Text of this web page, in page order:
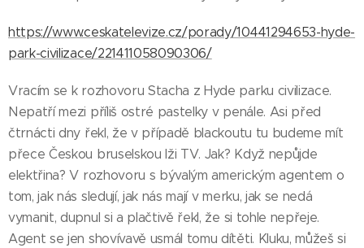
https://www.ceskatelevize.cz/porady/10441294653-hyde-
park-civilizace/221411058090306/
Vracím se k rozhovoru Stacha z Hyde parku civilizace.
Nepatří mezi příliš ostré pastelky v penále. Asi před
čtrnácti dny řekl, že v případě blackoutu tu budeme mít
přece Českou bruselskou lži TV. Jak? Když nepůjde
elektřina? V rozhovoru s bývalým americkým agentem o
tom, jak nás sledují, jak nás mají v merku, jak se nedá
vymanit, dupnul si a plačtivě řekl, že si tohle nepřeje.
Agent se jen shovívavě usmál tomu dítěti. Kluku, můžeš si